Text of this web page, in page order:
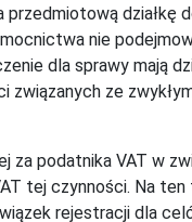
przedmiotową działkę
nie
dla sprawy mają
związanych ze
za podatnika VAT w
tej czynności. Na
rejestracji dla